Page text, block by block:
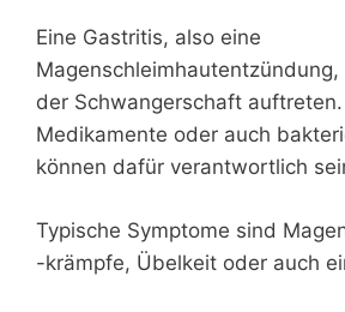
Eine Gastritis, also eine
Magenschleimhautentzündung,
der Schwangerschaft
Medikamente oder auch
können dafür verantwortlich
Typische Symptome sind
-krämpfe, Übelkeit oder auch